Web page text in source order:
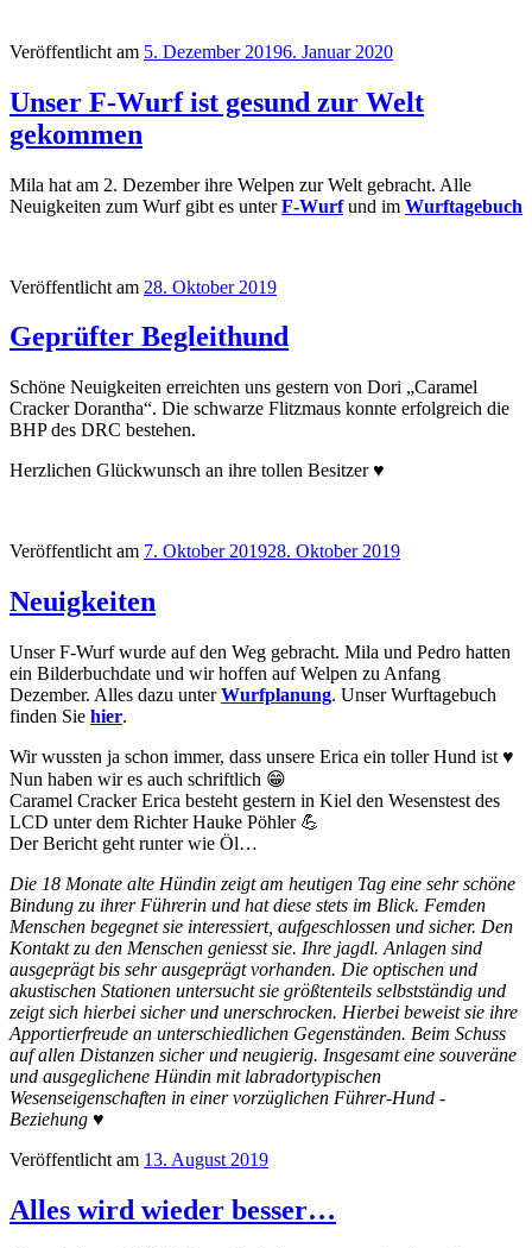
Veröffentlicht am 5. Dezember 20196. Januar 2020
Unser F-Wurf ist gesund zur Welt
gekommen
Mila hat am 2. Dezember ihre Welpen zur Welt gebracht. Alle
Neuigkeiten zum Wurf gibt es unterF-Wurfund im Wurftagebuch
Veröffentlicht am 28. Oktober 2019
Geprüfter Begleithund
Schöne Neuigkeiten erreichten uns gestern von Dori „Caramel
Cracker Dorantha“. Die schwarze Flitzmaus konnte erfolgreich die
BHP des DRC bestehen.
Herzlichen Glückwunsch an ihre tollen Besitzer ♥
Veröffentlicht am 7. Oktober 201928. Oktober 2019
Neuigkeiten
Unser F-Wurf wurde auf den Weg gebracht. Mila und Pedro hatten
ein Bilderbuchdate und wir hoffen auf Welpen zu Anfang
Dezember. Alles dazu unterWurfplanung. Unser Wurftagebuch
finden Sie hier.
Wir wussten ja schon immer, dass unsere Erica ein toller Hund ist ♥
Nun haben wir es auch schriftlich 😁
Caramel Cracker Erica besteht gestern in Kiel den Wesenstest des
LCD unter dem Richter Hauke Pöhler 💪
Der Bericht geht runter wie Öl…
Die 18 Monate alte Hündin zeigt am heutigen Tag eine sehr schöne
Bindung zu ihrer Führerin und hat diese stets im Blick. Femden
Menschen begegnet sie interessiert, aufgeschlossen und sicher. Den
Kontakt zu den Menschen geniesst sie. Ihre jagdl. Anlagen sind
ausgeprägt bis sehr ausgeprägt vorhanden. Die optischen und
akustischen Stationen untersucht sie größtenteils selbstständig und
zeigt sich hierbei sicher und unerschrocken. Hierbei beweist sie ihre
Apportierfreude an unterschiedlichen Gegenständen. Beim Schuss
auf allen Distanzen sicher und neugierig. Insgesamt eine souveräne
und ausgeglichene Hündin mit labradortypischen
Wesenseigenschaften in einer vorzüglichen Führer-Hund -
Beziehung ♥
Veröffentlicht am 13. August 2019
Alles wird wieder besser…